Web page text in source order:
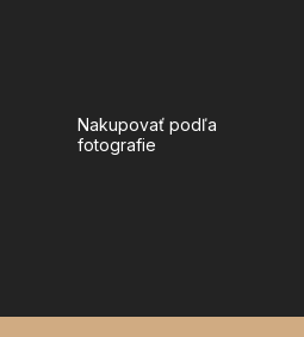
Nakupovať podľa
fotografie